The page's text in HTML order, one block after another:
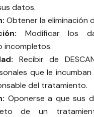
datos.
Obtener la eliminación
Modificar los
incompletos.
Recibir de
que le
del tratamiento.
Oponerse a que sus
de un